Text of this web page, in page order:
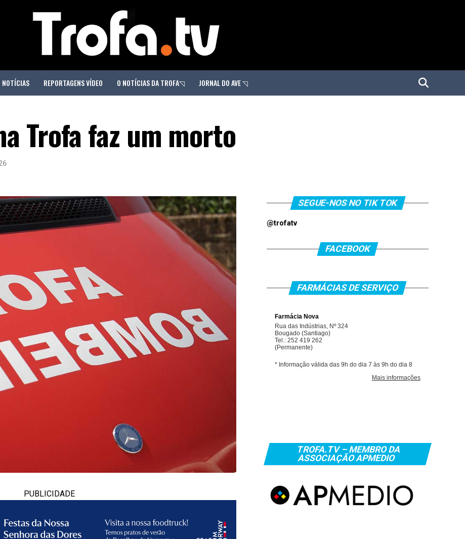
NOTÍCIAS REPORTAGENS VÍDEO O NOTÍCIAS DA TROFA◹ JORNAL DO AVE ◹
Trofa faz um morto
PUBLICIDADE
SEGUE-NOS NO TIK TOK
@trofatv
FACEBOOK
FARMÁCIAS DE SERVIÇO
TROFA.TV – MEMBRO DA
ASSOCIAÇÃO APMEDIO